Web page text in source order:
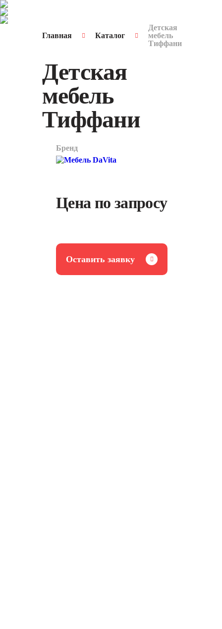
Главная Каталог
Детская
мебель
Тиффани
Детская
мебель
Тиффани
арт.
Бренд
Цена по запросу
Оставить заявку